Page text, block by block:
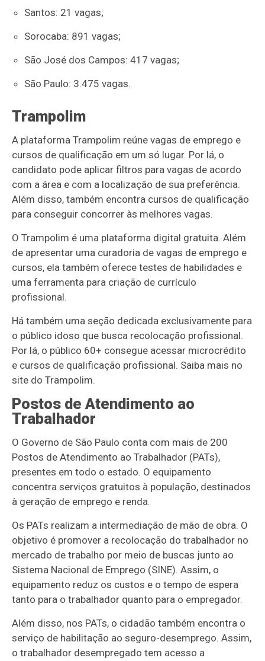
Santos: 21 vagas;
Sorocaba: 891 vagas;
São José dos Campos: 417 vagas;
São Paulo: 3.475 vagas.
Trampolim
A plataforma Trampolim reúne vagas de emprego e
cursos de qualificação em um só lugar. Por lá, o
candidato pode aplicar filtros para vagas de acordo
com a área e com a localização de sua preferência.
Além disso, também encontra cursos de qualificação
para conseguir concorrer às melhores vagas.
O Trampolim é uma plataforma digital gratuita. Além
de apresentar uma curadoria de vagas de emprego e
cursos, ela também oferece testes de habilidades e
uma ferramenta para criação de currículo
profissional.
Há também uma seção dedicada exclusivamente para
o público idoso que busca recolocação profissional.
Por lá, o público 60+ consegue acessar microcrédito
e cursos de qualificação profissional. Saiba mais no
site do Trampolim.
Postos de Atendimento ao
Trabalhador
O Governo de São Paulo conta com mais de 200
Postos de Atendimento ao Trabalhador (PATs),
presentes em todo o estado. O equipamento
concentra serviços gratuitos à população, destinados
à geração de emprego e renda.
Os PATs realizam a intermediação de mão de obra. O
objetivo é promover a recolocação do trabalhador no
mercado de trabalho por meio de buscas junto ao
Sistema Nacional de Emprego (SINE). Assim, o
equipamento reduz os custos e o tempo de espera
tanto para o trabalhador quanto para o empregador.
Além disso, nos PATs, o cidadão também encontra o
serviço de habilitação ao seguro-desemprego. Assim,
o trabalhador desempregado tem acesso a